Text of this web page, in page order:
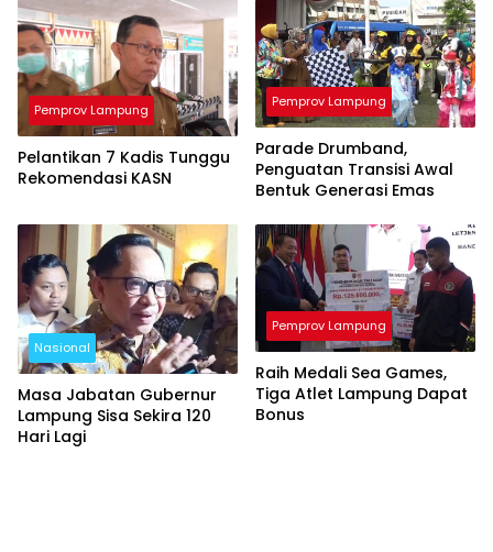
Pemprov Lampung
Pelantikan 7 Kadis Tunggu
Rekomendasi KASN
Pemprov Lampung
Parade Drumband,
Penguatan Transisi Awal
Bentuk Generasi Emas
Nasional
Masa Jabatan Gubernur
Lampung Sisa Sekira 120
Hari Lagi
Pemprov Lampung
Raih Medali Sea Games,
Tiga Atlet Lampung Dapat
Bonus